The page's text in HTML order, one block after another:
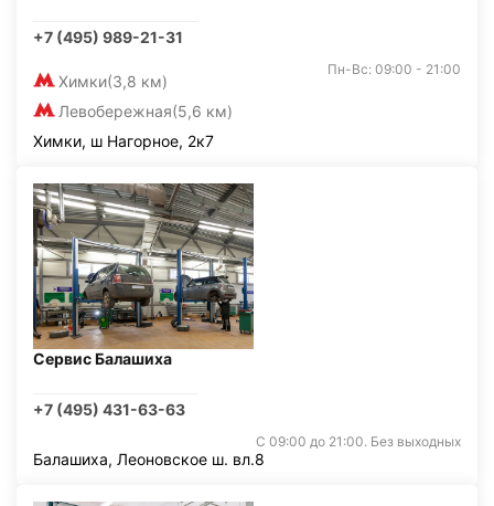
+7 (495) 989-21-31
Химки(3,8 км)
Левобережная(5,6 км)
Пн-Вс: 09:00 - 21:00
Химки, ш Нагорное, 2к7
Сервис Балашиха
+7 (495) 431-63-63
С 09:00 до 21:00. Без выходных
Балашиха, Леоновское ш. вл.8